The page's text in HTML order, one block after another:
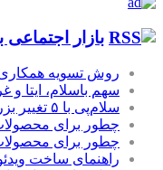
بازار اجتماعی
روش تسویه
سهم باسلام، ایتا و
سلام‌پی با ۵ تغییر بزرگ در سال جدید
چطور برای
چطور برای
راهنمای ساخت